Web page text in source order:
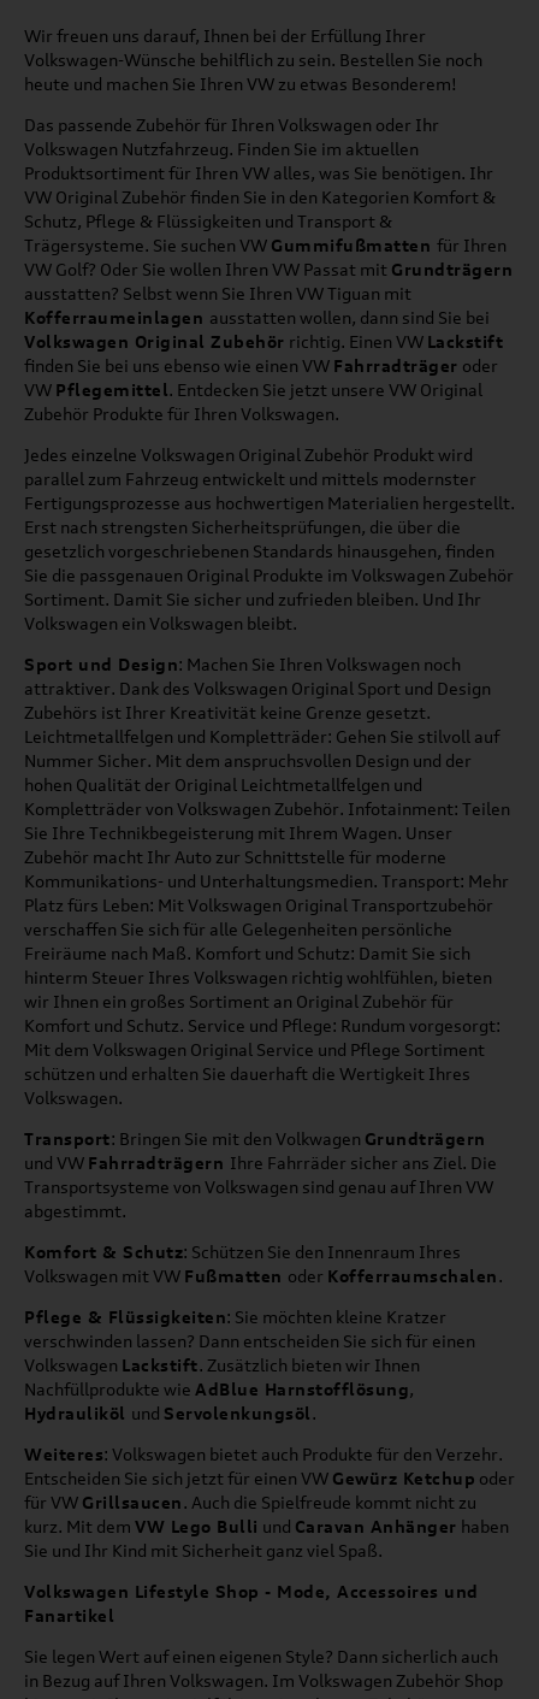
Wir freuen uns darauf, Ihnen bei der Erfüllung Ihrer
Volkswagen-Wünsche behilflich zu sein. Bestellen Sie noch
heute und machen Sie Ihren VW zu etwas Besonderem!
Das passende Zubehör für Ihren Volkswagen oder Ihr
Volkswagen Nutzfahrzeug. Finden Sie im aktuellen
Produktsortiment für Ihren VW alles, was Sie benötigen. Ihr
VW Original Zubehör finden Sie in den Kategorien Komfort &
Schutz, Pflege & Flüssigkeiten und Transport &
Trägersysteme. Sie suchen VW Gummifußmatten für Ihren
VW Golf? Oder Sie wollen Ihren VW Passat mit Grundträgern
ausstatten? Selbst wenn Sie Ihren VW Tiguan mit
Kofferraumeinlagen ausstatten wollen, dann sind Sie bei
Volkswagen Original Zubehör richtig. Einen VW Lackstift
finden Sie bei uns ebenso wie einen VW Fahrradträger oder
VW Pflegemittel. Entdecken Sie jetzt unsere VW Original
Zubehör Produkte für Ihren Volkswagen.
Jedes einzelne Volkswagen Original Zubehör Produkt wird
parallel zum Fahrzeug entwickelt und mittels modernster
Fertigungsprozesse aus hochwertigen Materialien hergestellt.
Erst nach strengsten Sicherheitsprüfungen, die über die
gesetzlich vorgeschriebenen Standards hinausgehen, finden
Sie die passgenauen Original Produkte im Volkswagen Zubehör
Sortiment. Damit Sie sicher und zufrieden bleiben. Und Ihr
Volkswagen ein Volkswagen bleibt.
Sport und Design: Machen Sie Ihren Volkswagen noch
attraktiver. Dank des Volkswagen Original Sport und Design
Zubehörs ist Ihrer Kreativität keine Grenze gesetzt.
Leichtmetallfelgen und Kompletträder: Gehen Sie stilvoll auf
Nummer Sicher. Mit dem anspruchsvollen Design und der
hohen Qualität der Original Leichtmetallfelgen und
Kompletträder von Volkswagen Zubehör. Infotainment: Teilen
Sie Ihre Technikbegeisterung mit Ihrem Wagen. Unser
Zubehör macht Ihr Auto zur Schnittstelle für moderne
Kommunikations- und Unterhaltungsmedien. Transport: Mehr
Platz fürs Leben: Mit Volkswagen Original Transportzubehör
verschaffen Sie sich für alle Gelegenheiten persönliche
Freiräume nach Maß. Komfort und Schutz: Damit Sie sich
hinterm Steuer Ihres Volkswagen richtig wohlfühlen, bieten
wir Ihnen ein großes Sortiment an Original Zubehör für
Komfort und Schutz. Service und Pflege: Rundum vorgesorgt:
Mit dem Volkswagen Original Service und Pflege Sortiment
schützen und erhalten Sie dauerhaft die Wertigkeit Ihres
Volkswagen.
Transport: Bringen Sie mit den Volkwagen Grundträgern
und VW Fahrradträgern Ihre Fahrräder sicher ans Ziel. Die
Transportsysteme von Volkswagen sind genau auf Ihren VW
abgestimmt.
Komfort & Schutz: Schützen Sie den Innenraum Ihres
Volkswagen mit VW Fußmatten oder Kofferraumschalen.
Pflege & Flüssigkeiten: Sie möchten kleine Kratzer
verschwinden lassen? Dann entscheiden Sie sich für einen
Volkswagen Lackstift. Zusätzlich bieten wir Ihnen
Nachfüllprodukte wie AdBlue Harnstofflösung,
Hydrauliköl und Servolenkungsöl.
Weiteres: Volkswagen bietet auch Produkte für den Verzehr.
Entscheiden Sie sich jetzt für einen VW Gewürz Ketchup oder
für VW Grillsaucen. Auch die Spielfreude kommt nicht zu
kurz. Mit dem VW Lego Bulli und Caravan Anhänger haben
Sie und Ihr Kind mit Sicherheit ganz viel Spaß.
Volkswagen Lifestyle Shop - Mode, Accessoires und
Fanartikel
Sie legen Wert auf einen eigenen Style? Dann sicherlich auch
in Bezug auf Ihren Volkswagen. Im Volkswagen Zubehör Shop